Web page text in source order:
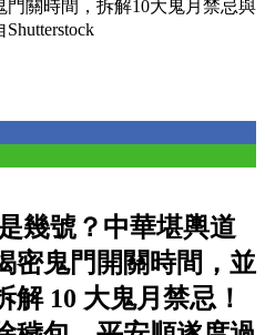
門關時間，拆解10大鬼月禁忌與
幾號？中華堪輿道
密鬼門開關時間，並
10 大鬼月禁忌！